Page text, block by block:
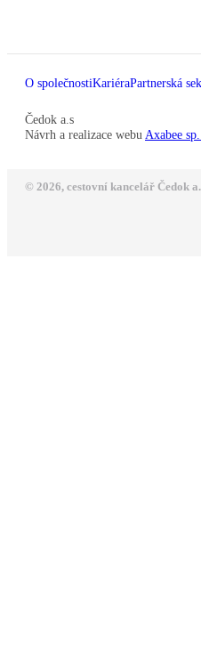
O společnostiKariéraPartnerská
Čedok a.s
Návrh a realizace webu Axabee
© 2026, cestovní kancelář Čedok